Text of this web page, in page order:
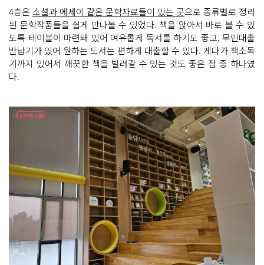
4층은 소설과 에세이 같은 문학자료들이 있는 곳으로 종류별로 정리
된 문학작품들을 쉽게 만나볼 수 있었다. 책을 앉아서 바로 볼 수 있
도록 테이블이 마련돼 있어 여유롭게 독서를 하기도 좋고, 무인대출
반납기가 있어 원하는 도서는 편하게 대출할 수 있다. 게다가 책소독
기까지 있어서 깨끗한 책을 빌려갈 수 있는 것도 좋은 점 중 하나였
다.